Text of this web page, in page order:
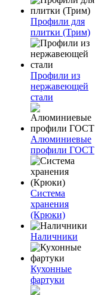
Профили для
плитки (Трим)
Профили из
нержавеющей
стали
Алюминиевые
профили ГОСТ
Система
хранения
(Крюки)
Наличники
Кухонные
фартуки